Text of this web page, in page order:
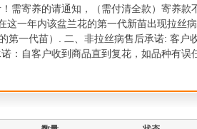
需寄养的请通知，（需付清全款）寄养款
一年内该盆兰花的第一代新苗出现拉丝
第一代苗）. 二、非拉丝病售后承诺: 客户
：自客户收到商品直到复花，如品种有